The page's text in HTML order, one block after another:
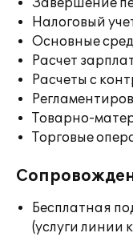
Завершение
Налоговый
Основные
Расчет
Расчеты с
Товарно-
Торговые
Бесплатная
(услуги линии